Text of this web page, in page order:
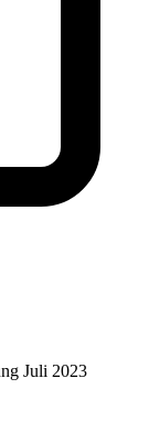
Juli 2023